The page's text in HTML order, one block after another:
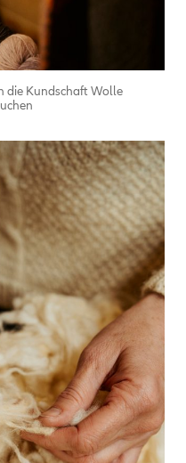
die Kundschaft Wolle